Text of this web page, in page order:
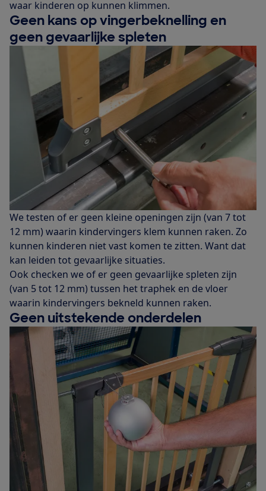
waar kinderen op kunnen klimmen.
Geen kans op vingerbeknelling en
geen gevaarlijke spleten
We testen of er geen kleine openingen zijn (van 7 tot
12 mm) waarin kindervingers klem kunnen raken. Zo
kunnen kinderen niet vast komen te zitten. Want dat
kan leiden tot gevaarlijke situaties.
Ook checken we of er geen gevaarlijke spleten zijn
(van 5 tot 12 mm) tussen het traphek en de vloer
waarin kindervingers bekneld kunnen raken.
Geen uitstekende onderdelen